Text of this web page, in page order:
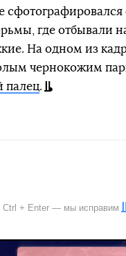
где отбывали
На одном из
чернокожим
палец.
Ctrl + Enter — мы исправим